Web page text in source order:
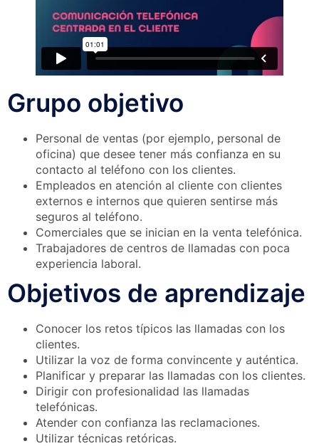
Grupo objetivo
Personal de ventas (por ejemplo, personal de
oficina) que desee tener más confianza en su
contacto al teléfono con los clientes.
Empleados en atención al cliente con clientes
externos e internos que quieren sentirse más
seguros al teléfono.
Comerciales que se inician en la venta telefónica.
Trabajadores de centros de llamadas con poca
experiencia laboral.
Objetivos de aprendizaje
Conocer los retos típicos las llamadas con los
clientes.
Utilizar la voz de forma convincente y auténtica.
Planificar y preparar las llamadas con los clientes.
Dirigir con profesionalidad las llamadas
telefónicas.
Atender con confianza las reclamaciones.
Utilizar técnicas retóricas.